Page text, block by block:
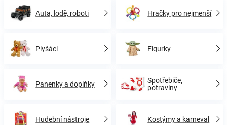
Auta, lodě, roboti Hračky pro nejmenší
Plyšáci Figurky
Panenky a doplňky
Spotřebiče,
potraviny
Hudební nástroje Kostýmy a karneval